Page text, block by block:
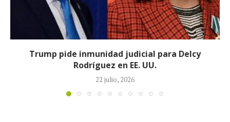
Johan Sebastián Durán, el colombiano que murió
durante operativo de ICE en...
14 julio, 2026